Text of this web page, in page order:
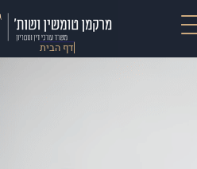
דף הבית